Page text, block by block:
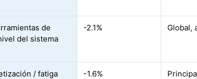
de
del sistema
-2.1% Global,
/ fatiga -1.6%